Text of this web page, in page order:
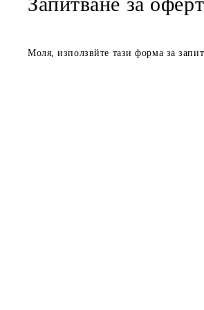
Моля, използвйте тази форма за